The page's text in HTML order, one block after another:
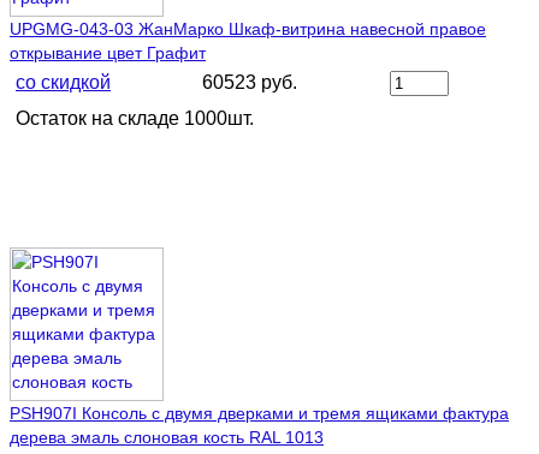
UPGMG-043-03 ЖанМарко Шкаф-витрина навесной правое
открывание цвет Графит
со скидкой
60523 руб.
Остаток на складе 1000шт.
PSH907I Консоль с двумя дверками и тремя ящиками фактура
дерева эмаль слоновая кость RAL 1013